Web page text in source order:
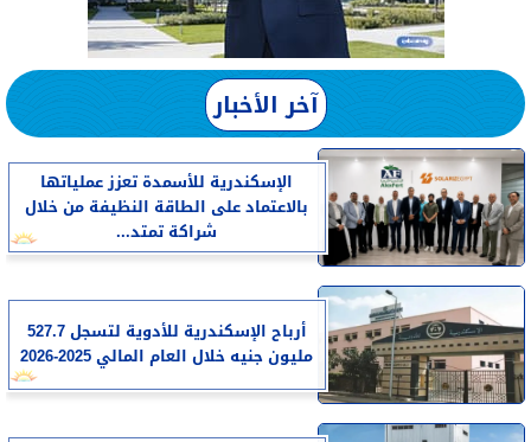
آخر الأخبار
الإسكندرية للأسمدة تعزز عملياتها
بالاعتماد على الطاقة النظيفة من خلال
شراكة تمتد...
أرباح الإسكندرية للأدوية لتسجل 527.7
مليون جنيه خلال العام المالي 2025-2026